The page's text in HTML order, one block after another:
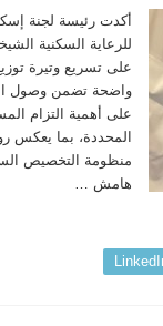
أكدت رئيسة لجنة
للرعاية السكنية
على تسريع وتيرة
واضحة تضمن وصول
على أهمية التزام
المحددة، بما يعكس
منظومة التخصيص
هامش …